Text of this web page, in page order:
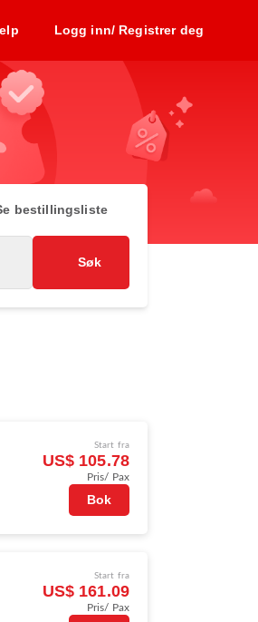
Logg inn/ Registrer deg
bestillingsliste
Søk
Start fra
US$ 105.78
Pris/ Pax
Bok
Start fra
US$ 161.09
Pris/ Pax